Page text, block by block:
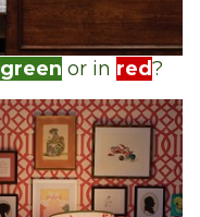
green or in red?